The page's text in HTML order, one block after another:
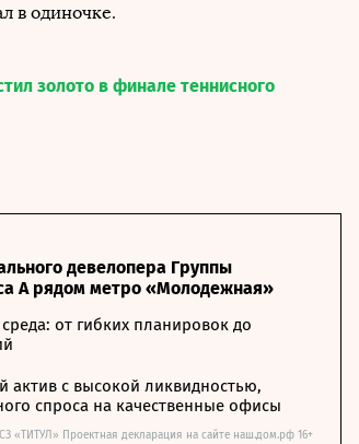
в одиночке.
золото в финале теннисного
девелопера Группы
А рядом метро «Молодежная»
от гибких планировок до
актив с высокой ликвидностью,
спроса на качественные офисы
«ТИТУЛ» Проектная декларация на сайте наш.дом.рф 16+